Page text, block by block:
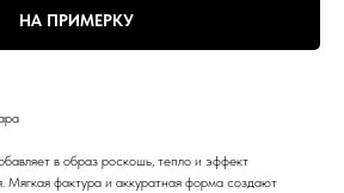
НА ПРИМЕРКУ
в образ роскошь, тепло и эффект
Мягкая фактура и аккуратная форма создают